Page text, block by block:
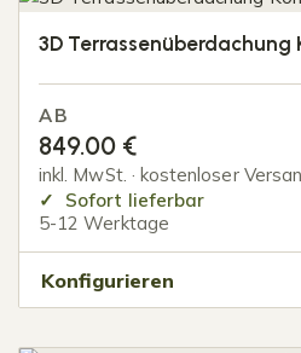
3D Terrassenüberdachung
AB
849.00 €
inkl. MwSt. · kostenloser
Sofort lieferbar
5-12 Werktage
Konfigurieren